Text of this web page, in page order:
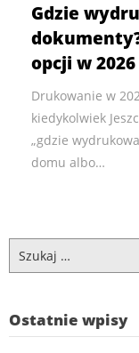
Gdzie
opcji w
Drukowanie w
kiedykolwiek
„gdzie
domu albo…
Ostatnie wpisy